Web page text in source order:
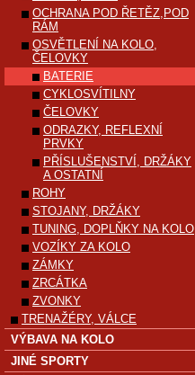
OCHRANA POD ŘETĚZ,POD
RÁM
OSVĚTLENÍ NA KOLO,
ČELOVKY
BATERIE
CYKLOSVÍTILNY
ČELOVKY
ODRAZKY, REFLEXNÍ
PRVKY
PŘÍSLUŠENSTVÍ, DRŽÁKY
A OSTATNÍ
ROHY
STOJANY, DRŽÁKY
TUNING, DOPLŇKY NA KOLO
VOZÍKY ZA KOLO
ZÁMKY
ZRCÁTKA
ZVONKY
TRENAŽÉRY, VÁLCE
VÝBAVA NA KOLO
JINÉ SPORTY